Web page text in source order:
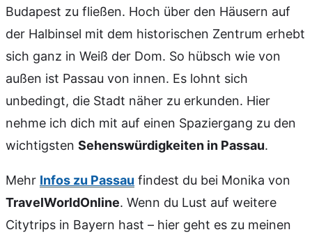
Budapest zu fließen. Hoch über den Häusern auf
der Halbinsel mit dem historischen Zentrum erhebt
sich ganz in Weiß der Dom. So hübsch wie von
außen ist Passau von innen. Es lohnt sich
unbedingt, die Stadt näher zu erkunden. Hier
nehme ich dich mit auf einen Spaziergang zu den
wichtigsten Sehenswürdigkeiten in Passau.
Mehr Infos zu Passau findest du bei Monika von
TravelWorldOnline. Wenn du Lust auf weitere
Citytrips in Bayern hast – hier geht es zu meinen